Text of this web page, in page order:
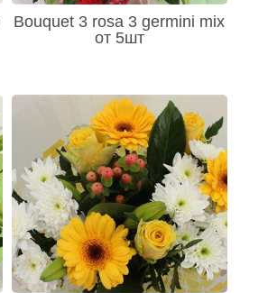
Bouquet 3 rosa 3 germini mix
от 5шт